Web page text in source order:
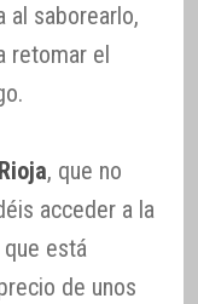
al saborearlo,
retomar el
, que no
acceder a la
está
de unos